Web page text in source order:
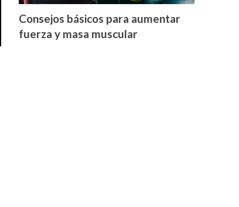
Consejos básicos para aumentar
fuerza y masa muscular